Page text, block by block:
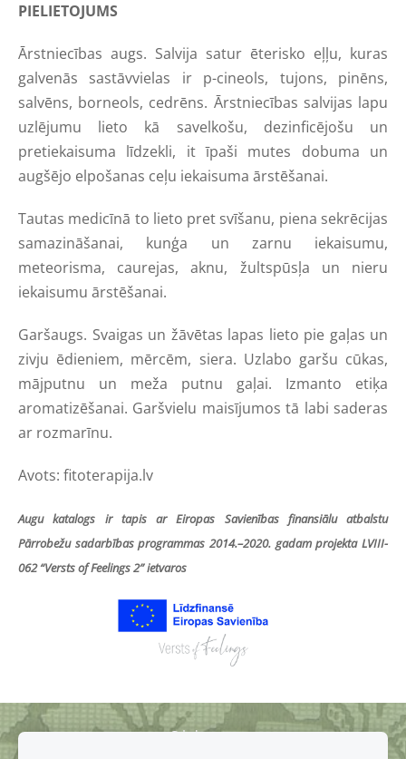
PIELIETOJUMS
Ārstniecības augs. Salvija satur ēterisko eļļu, kuras
galvenās sastāvvielas ir p-cineols, tujons, pinēns,
salvēns, borneols, cedrēns. Ārstniecības salvijas lapu
uzlējumu lieto kā savelkošu, dezinficējošu un
pretiekaisuma līdzekli, it īpaši mutes dobuma un
augšējo elpošanas ceļu iekaisuma ārstēšanai.
Tautas medicīnā to lieto pret svīšanu, piena sekrēcijas
samazināšanai, kunģa un zarnu iekaisumu,
meteorisma, caurejas, aknu, žultspūsļa un nieru
iekaisumu ārstēšanai.
Garšaugs. Svaigas un žāvētas lapas lieto pie gaļas un
zivju ēdieniem, mērcēm, siera. Uzlabo garšu cūkas,
mājputnu un meža putnu gaļai. Izmanto etiķa
aromatizēšanai. Garšvielu maisījumos tā labi saderas
ar rozmarīnu.
Avots: fitoterapija.lv
Augu katalogs ir tapis ar Eiropas Savienības finansiālu atbalstu
Pārrobežu sadarbības programmas 2014.–2020. gadam projekta LVIII-
062 “Versts of Feelings 2” ietvaros
Sīkdatnes